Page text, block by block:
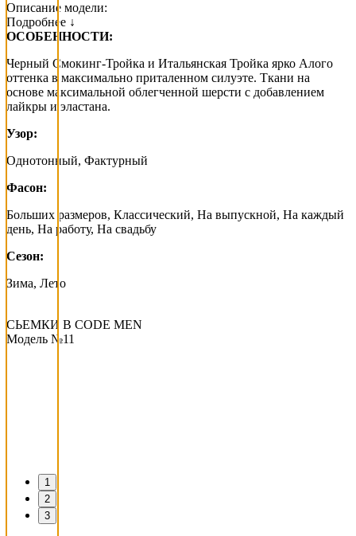
Описание модели:
Подробнее ↓
ОСОБЕННОСТИ:
Черный Смокинг-Тройка и Итальянская Тройка ярко Алого
оттенка в максимально приталенном силуэте. Ткани на
основе максимальной облегченной шерсти с добавлением
лайкры и эластана.
Узор:
Однотонный, Фактурный
Фасон:
Больших размеров, Классический, На выпускной, На каждый
день, На работу, На свадьбу
Сезон:
Зима, Лето
СЬЕМКИ В СODE MEN
Модель №11
1
2
3